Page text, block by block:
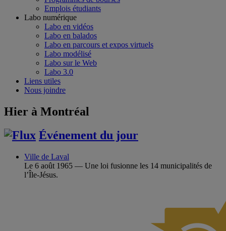
Emplois étudiants
Labo numérique
Labo en vidéos
Labo en balados
Labo en parcours et expos virtuels
Labo modélisé
Labo sur le Web
Labo 3.0
Liens utiles
Nous joindre
Hier à Montréal
Événement du jour
Ville de Laval
Le 6 août 1965 — Une loi fusionne les 14 municipalités de
l’Île-Jésus.